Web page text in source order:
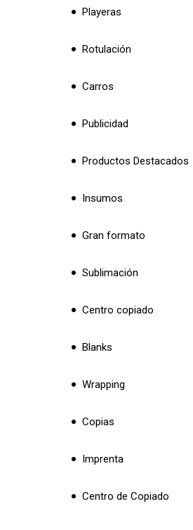
Playeras
Rotulación
Carros
Publicidad
Productos Destacados
Insumos
Gran formato
Sublimación
Centro copiado
Blanks
Wrapping
Copias
Imprenta
Centro de Copiado